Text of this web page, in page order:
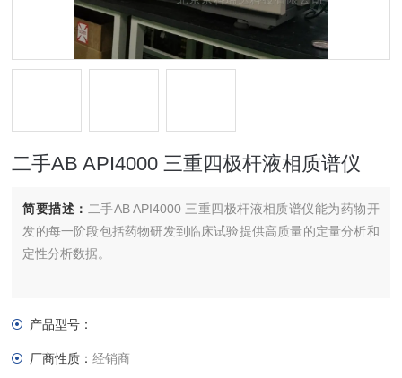
二手AB API4000 三重四极杆液相质谱仪
简要描述： 二手AB API4000 三重四极杆液相质谱仪能为药物开
发的每一阶段包括药物研发到临床试验提供高质量的定量分析和
定性分析数据。
产品型号：
厂商性质：经销商